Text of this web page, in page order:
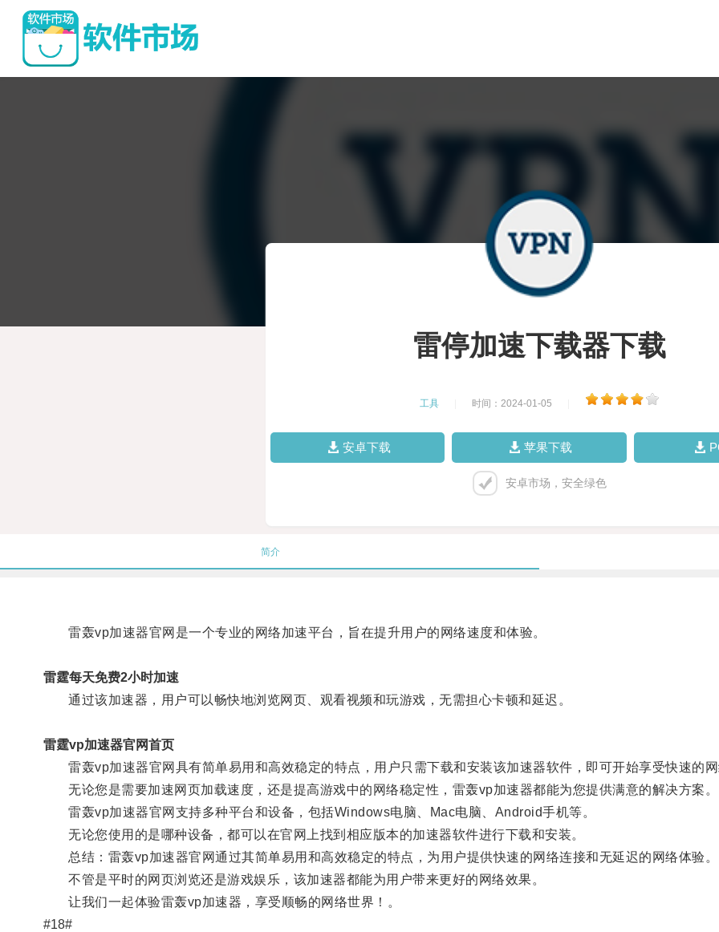
雷停加速下载器下载
工具 时间：2024-01-05
安卓下载 苹果下载
安卓市场，安全绿色
简介
雷轰vp加速器官网是一个专业的网络加速平台，旨在提升用户的网络速度和体验。
雷霆每天免费2小时加速
通过该加速器，用户可以畅快地浏览网页、观看视频和玩游戏，无需担心卡顿和延迟。
雷霆vp加速器官网首页
雷轰vp加速器官网具有简单易用和高效稳定的特点，用户只需下载和安装该加速器软件，即可开始享受快速的网
无论您是需要加速网页加载速度，还是提高游戏中的网络稳定性，雷轰vp加速器都能为您提供满意的解决方案。
雷轰vp加速器官网支持多种平台和设备，包括Windows电脑、Mac电脑、Android手机等。
无论您使用的是哪种设备，都可以在官网上找到相应版本的加速器软件进行下载和安装。
总结：雷轰vp加速器官网通过其简单易用和高效稳定的特点，为用户提供快速的网络连接和无延迟的网络体验。
不管是平时的网页浏览还是游戏娱乐，该加速器都能为用户带来更好的网络效果。
让我们一起体验雷轰vp加速器，享受顺畅的网络世界！。
#18#